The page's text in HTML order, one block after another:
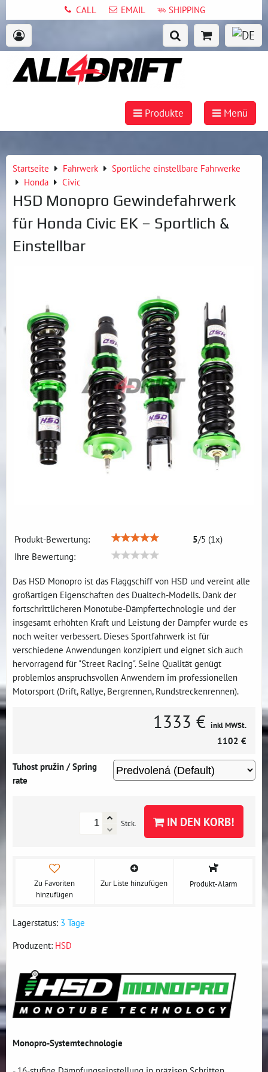
CALL EMAIL SHIPPING
Produkte Menü
Startseite Fahrwerk
Sportliche einstellbare Fahrwerke
Honda
Civic
HSD Monopro Gewindefahrwerk
für Honda Civic EK – Sportlich &
Einstellbar
Produkt-Bewertung: 5/5 (1x)
Ihre Bewertung:
Das HSD Monopro ist das Flaggschiff von HSD und vereint alle
großartigen Eigenschaften des Dualtech-Modells. Dank der
fortschrittlicheren Monotube-Dämpfertechnologie und der
insgesamt erhöhten Kraft und Leistung der Dämpfer wurde es
noch weiter verbessert. Dieses Sportfahrwerk ist für
verschiedene Anwendungen konzipiert und eignet sich auch
hervorragend für "Street Racing". Seine Qualität genügt
problemlos anspruchsvollen Anwendern im professionellen
Motorsport (Drift, Rallye, Bergrennen, Rundstreckenrennen).
1333 € inkl MWSt.
1102 €
Tuhost pružin / Spring
rate
Stck. IN DEN KORB!
Zu Favoriten
hinzufügen
Zur Liste hinzufügen Produkt-Alarm
Lagerstatus: 3 Tage
Produzent: HSD
Monopro-Systemtechnologie